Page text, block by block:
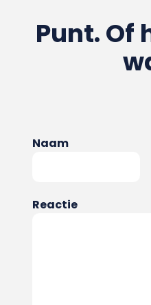
Punt. Of
Naam
Reactie